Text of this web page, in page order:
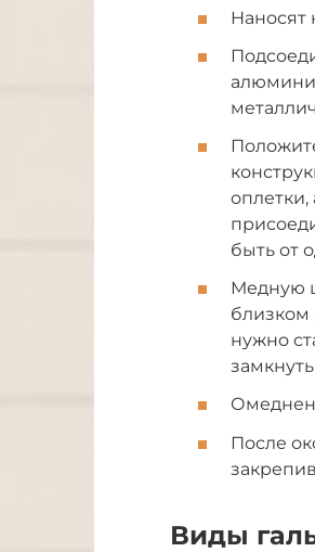
Наносят
быть от
Медную
близком
нужно
После
Виды